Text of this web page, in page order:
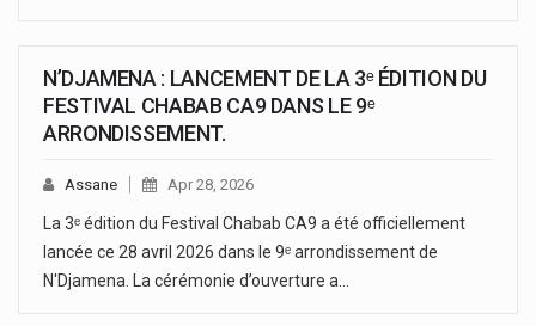
N’DJAMENA : LANCEMENT DE LA 3ᵉ ÉDITION DU
FESTIVAL CHABAB CA9 DANS LE 9ᵉ
ARRONDISSEMENT.
Assane Apr 28, 2026
La 3ᵉ édition du Festival Chabab CA9 a été officiellement
lancée ce 28 avril 2026 dans le 9ᵉ arrondissement de
N'Djamena. La cérémonie d’ouverture a…